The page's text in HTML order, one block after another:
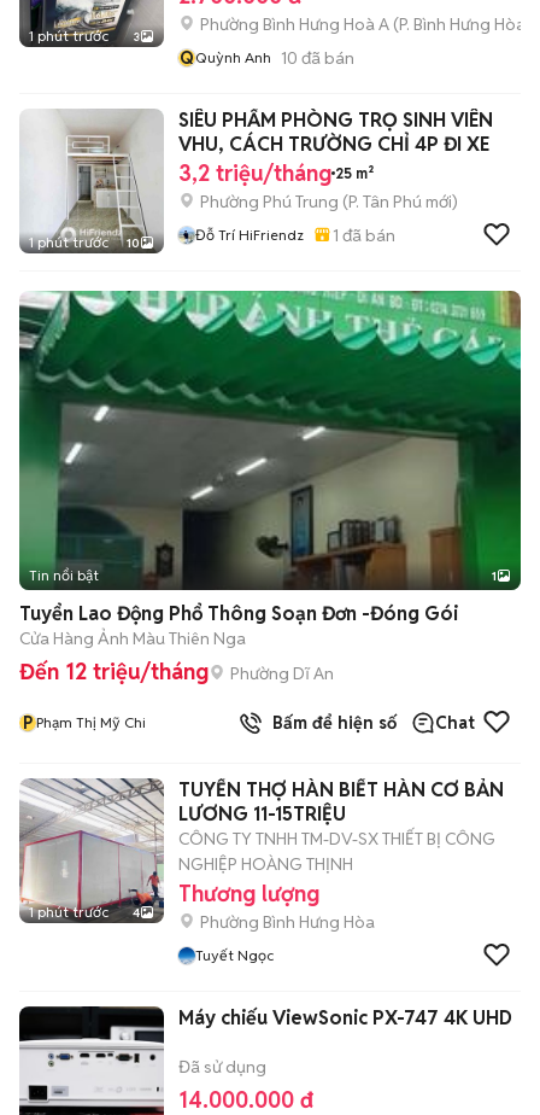
1 phút trước 3
Phường Bình Hưng Hoà A (P. Bình Hưng Hòa
QQuỳnh Anh 10 đã bán
1 phút trước 10
SIÊU PHẨM PHÒNG TRỌ SINH VIÊN
VHU, CÁCH TRƯỜNG CHỈ 4P ĐI XE
3,2 triệu/tháng 25 m²
Phường Phú Trung (P. Tân Phú mới)
Đỗ Trí HiFriendz 1 đã bán
Tin nổi bật 1
Tuyển Lao Động Phổ Thông Soạn Đơn -Đóng Gói
Cửa Hàng Ảnh Màu Thiên Nga
Đến 12 triệu/tháng Phường Dĩ An
P Phạm Thị Mỹ Chi Bấm để hiện số Chat
1 phút trước 4
TUYỂN THỢ HÀN BIẾT HÀN CƠ BẢN
LƯƠNG 11-15TRIỆU
CÔNG TY TNHH TM-DV-SX THIẾT BỊ CÔNG
NGHIỆP HOÀNG THỊNH
Thương lượng
Phường Bình Hưng Hòa
Tuyết Ngọc
Máy chiếu ViewSonic PX-747 4K UHD
Đã sử dụng
14.000.000 đ